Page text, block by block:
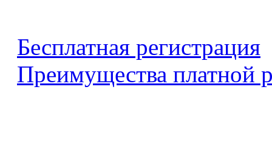
Бесплатная регистрация
Преимущества платной